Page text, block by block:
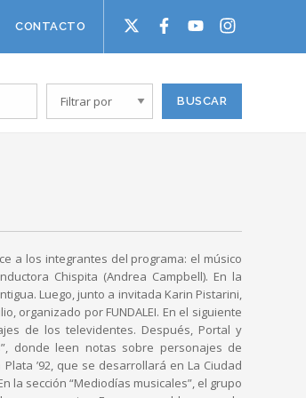
CONTACTO
a los integrantes del programa: el músico
Chispita (Andrea Campbell). En la
Luego, junto a invitada Karin Pistarini,
organizado por FUNDALEI. En el siguiente
de los televidentes. Después, Portal y
donde leen notas sobre personajes de
’92, que se desarrollará en La Ciudad
la sección “Mediodías musicales”, el grupo